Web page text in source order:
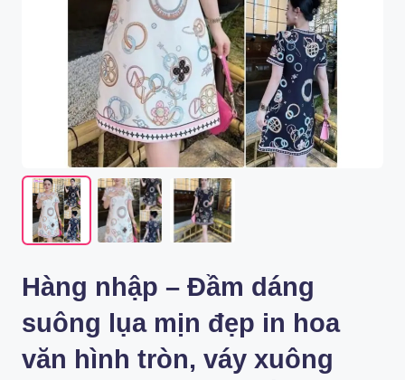
Hàng nhập – Đầm dáng
suông lụa mịn đẹp in hoa
văn hình tròn, váy xuông